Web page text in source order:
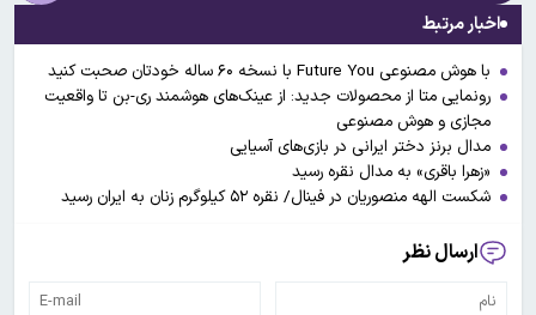
اخبار مرتبط
با هوش مصنوعی Future You با نسخه ۶۰ ساله خودتان صحبت کنید
رونمایی متا از محصولات جدید: از عینک‌های هوشمند ری‌‌-بن تا واقعیت
مجازی و هوش مصنوعی
مدال برنز دختر ایرانی در بازی‌های آسیایی
«زهرا باقری» به مدال نقره رسید
شکست الهه منصوریان در فینال/ نقره ۵۲ کیلوگرم زنان به ایران رسید
ارسال نظر